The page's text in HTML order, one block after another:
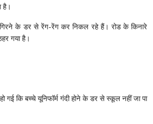
है।
गिरने के डर से रेंग-रेंग कर निकल रहे हैं। रोड के किनारे
गया है।
कि बच्चे यूनिफॉर्म गंदी होने के डर से स्कूल नहीं जा पा